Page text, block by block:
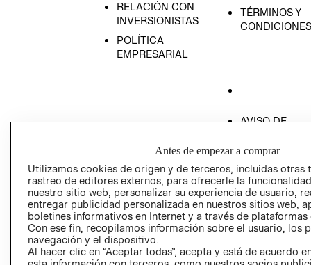
RELACIÓN CON
INVERSIONISTAS
POLÍTICA
EMPRESARIAL
TÉRMINOS Y
CONDICIONES
AVISO DE
GIFT CARD
AVISO DE
Antes de empezar a comprar
Utilizamos cookies de origen y de terceros, incluidas otras
rastreo de editores externos, para ofrecerle la
nuestro sitio web, personalizar su experiencia de usuario,
entregar publicidad personalizada en nuestros sitios web,
boletines informativos en Internet y a través de plataformas
Con ese fin, recopilamos información sobre el usuario, los
navegación y el dispositivo.
Al hacer clic en “Aceptar todas”, acepta y está de acuerdo